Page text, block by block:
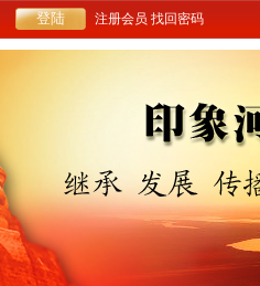
注册会员 找回密码